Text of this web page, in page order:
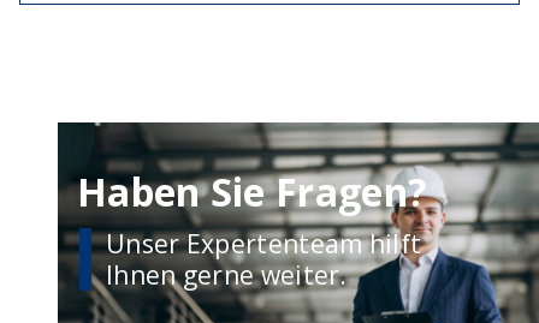
Haben Sie Fragen?
Unser Expertenteam hilft
Ihnen gerne weiter.